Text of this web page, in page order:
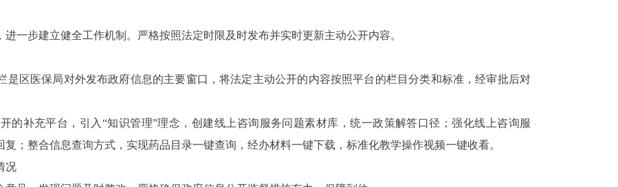
进一步建立健全工作机制。 严格按照法定时限及时发布并实时更新主动公开内容。
是区医保局对外发布政府信息的主要窗口 ，将法定主动公开的内容按照平台的栏目分类和标准，经审批后对
的补充平台 ，引入 “知识管理”理念，创建线上咨询服务问题素材库，统一政策解答口径；强化线上咨询服
；整合信息查询方式，实现药品目录一键查询，经办材料一键下载，标准化教学操作视频一键收看。
况